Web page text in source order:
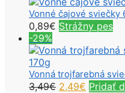
Vonné čajové sviečky
0,89€ Strážny pes
-29%
Vonná trojfarebná
3,49€ Pôvodná
2,49€ Aktuálna
Pridať